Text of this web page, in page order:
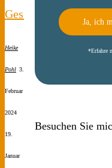
Gesellschaft
Heike
Pohl 3.
Februar
2024
19.
Januar
*Erfahre
Besuchen Sie